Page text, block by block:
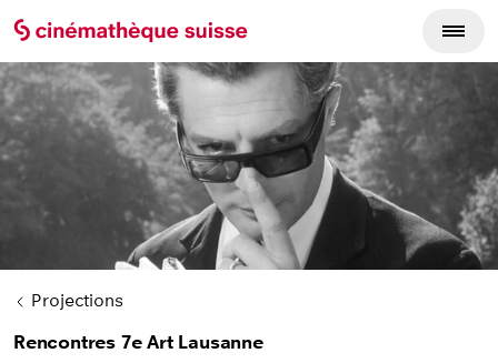
Projections
Rencontres 7e Art Lausanne